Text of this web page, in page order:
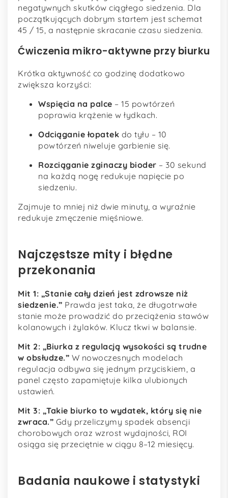
negatywnych skutków ciągłego siedzenia. Dla
początkujących dobrym startem jest schemat
45 / 15, a następnie skracanie czasu siedzenia.
Ćwiczenia mikro-aktywne przy biurku
Krótka aktywność co godzinę dodatkowo
zwiększa korzyści:
Wspięcia na palce – 15 powtórzeń
poprawia krążenie w łydkach.
Odciąganie łopatek do tyłu – 10
powtórzeń niweluje garbienie się.
Rozciąganie zginaczy bioder – 30 sekund
na każdą nogę redukuje napięcie po
siedzeniu.
Zajmuje to mniej niż dwie minuty, a wyraźnie
redukuje zmęczenie mięśniowe.
Najczęstsze mity i błędne
przekonania
Mit 1: „Stanie cały dzień jest zdrowsze niż
siedzenie.” Prawda jest taka, że długotrwałe
stanie może prowadzić do przeciążenia stawów
kolanowych i żylaków. Klucz tkwi w balansie.
Mit 2: „Biurka z regulacją wysokości są trudne
w obsłudze.” W nowoczesnych modelach
regulacja odbywa się jednym przyciskiem, a
panel często zapamiętuje kilka ulubionych
ustawień.
Mit 3: „Takie biurko to wydatek, który się nie
zwraca.” Gdy przeliczymy spadek absencji
chorobowych oraz wzrost wydajności, ROI
osiąga się przeciętnie w ciągu 8–12 miesięcy.
Badania naukowe i statystyki